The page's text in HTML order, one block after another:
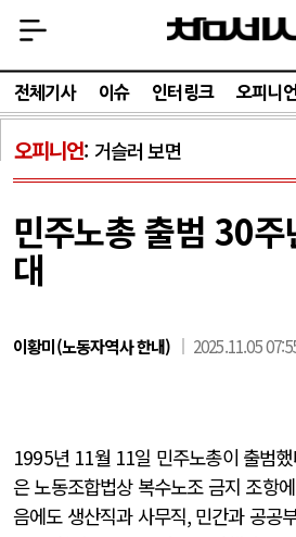
전체기사 이슈 인터링크 오피니
오피니언 거슬러 보면
민주노총 출범 30주
대
이황미(노동자역사 한내) 2025.11.05
1995년 11월 11일 민주노총이 출범
은 노동조합법상 복수노조 금지 조항
음에도 생산직과 사무직, 민간과 공공